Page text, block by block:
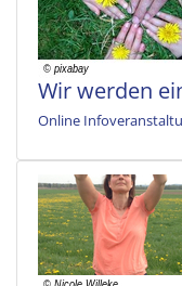
Wir werden
Online